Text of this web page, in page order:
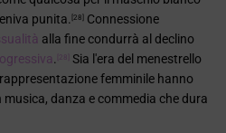
punita. [28]
Connessione
alla fine condurrà al declino
. [28] Sia l'era del menestrello
femminile hanno
danza e commedia che dura